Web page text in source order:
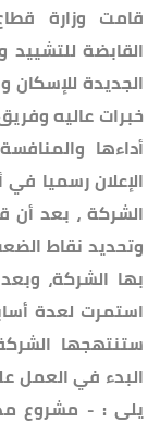
قامت وزارة
القابضة
خبرات عاليه
أداءها
الشركة ، بعد أن
وتحديد نقاط
بها الشركة،
استمرت لعدة
ستنتهجها
البدء في العمل